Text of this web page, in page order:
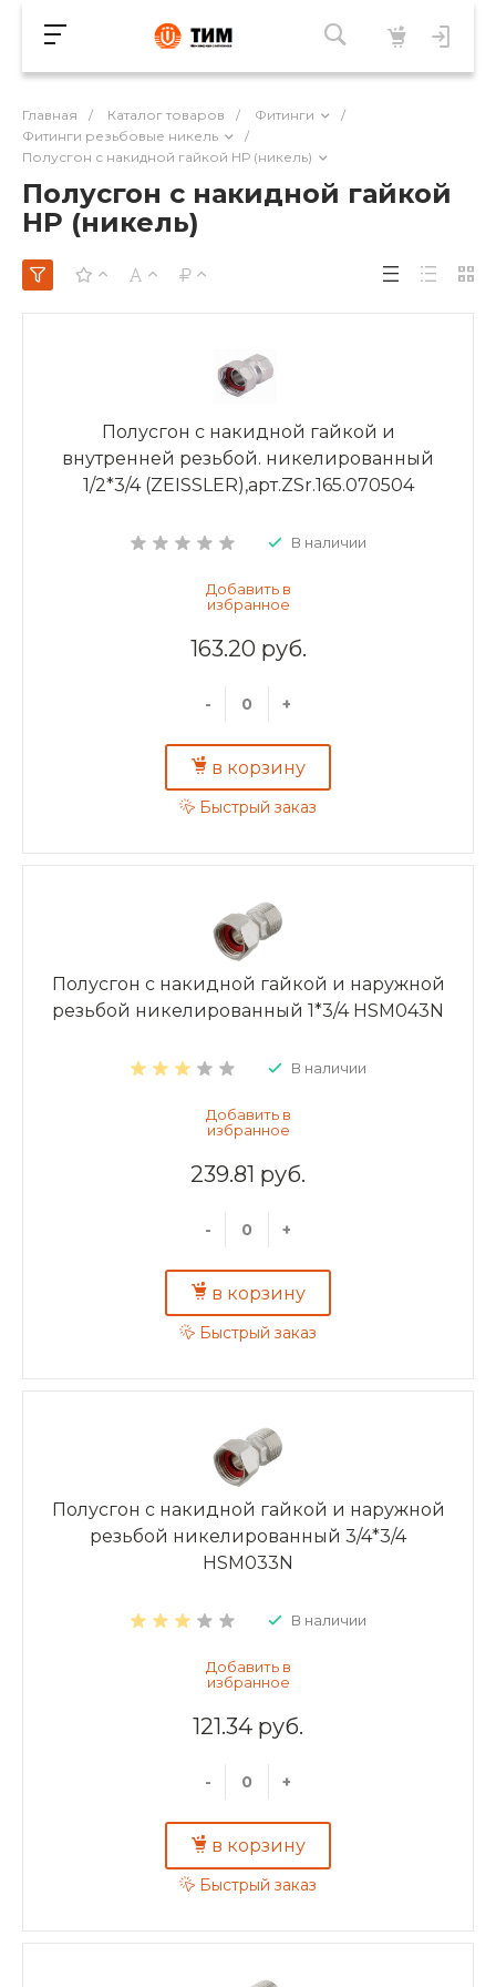
Главная / Каталог товаров / Фитинги
/
Фитинги резьбовые никель
/
Полусгон с накидной гайкой НР (никель)
Полусгон с накидной гайкой
НР (никель)
Полусгон с накидной гайкой и
внутренней резьбой. никелированный
1/2*3/4 (ZEISSLER),арт.ZSr.165.070504
В наличии
163.20 руб.
- +
в корзину
Быстрый заказ
Полусгон с накидной гайкой и наружной
резьбой никелированный 1*3/4 HSM043N
В наличии
239.81 руб.
- +
в корзину
Быстрый заказ
Полусгон с накидной гайкой и наружной
резьбой никелированный 3/4*3/4
HSM033N
В наличии
121.34 руб.
- +
в корзину
Быстрый заказ